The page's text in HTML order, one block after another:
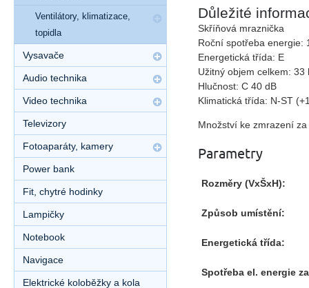
Důležité
Skříňová mraznička
Roční spotřeba energie:
Energetická třída: E
Užitný objem celkem: 33 l
Hlučnost: C 40 dB
Klimatická třída: N-ST
Množství ke zmrazení
Parametry
Rozměry (VxŠxH):
Způsob umístění:
Energetická třída:
Spotřeba el. energie
Ventilátory, klimatizace,
topidla
Vysavače
Audio technika
Video technika
Televizory
Fotoaparáty, kamery
Power bank
Fit, chytré hodinky
Lampičky
Notebook
Navigace
Elektrické koloběžky a kola